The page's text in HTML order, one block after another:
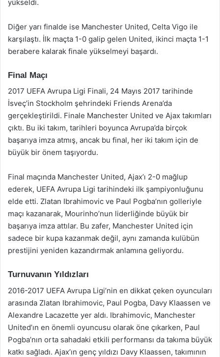
yükseldi.
Diğer yarı finalde ise Manchester United, Celta Vigo ile
karşılaştı. İlk maçta 1-0 galip gelen United, ikinci maçta 1-1
berabere kalarak finale yükselmeyi başardı.
Final Maçı
2017 UEFA Avrupa Ligi Finali, 24 Mayıs 2017 tarihinde
İsveç’in Stockholm şehrindeki Friends Arena’da
gerçekleştirildi. Finale Manchester United ve Ajax takımları
çıktı. Bu iki takım, tarihleri boyunca Avrupa’da birçok
başarıya imza atmış, ancak bu final, her iki takım için de
büyük bir önem taşıyordu.
Final maçında Manchester United, Ajax’ı 2-0 mağlup
ederek, UEFA Avrupa Ligi tarihindeki ilk şampiyonluğunu
elde etti. Zlatan Ibrahimovic ve Paul Pogba’nın golleriyle
maçı kazanarak, Mourinho’nun liderliğinde büyük bir
başarıya imza attılar. Bu zafer, Manchester United için
sadece bir kupa kazanmak değil, aynı zamanda kulübün
prestijini yeniden kazandırmak anlamına geliyordu.
Turnuvanın Yıldızları
2016-2017 UEFA Avrupa Ligi’nin en dikkat çeken oyuncuları
arasında Zlatan Ibrahimovic, Paul Pogba, Davy Klaassen ve
Alexandre Lacazette yer aldı. Ibrahimovic, Manchester
United’ın en önemli oyuncusu olarak öne çıkarken, Paul
Pogba’nın orta sahadaki etkili performansı da takıma büyük
katkı sağladı. Ajax’ın genç yıldızı Davy Klaassen, takımının